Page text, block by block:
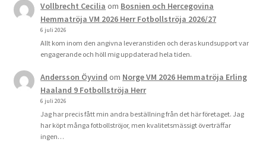
Vollbrecht Cecilia om Bosnien och Hercegovina
Hemmatröja VM 2026 Herr Fotbollströja 2026/27
6 juli 2026
Allt kom inom den angivna leveranstiden och deras kundsupport var
engagerande och höll mig uppdaterad hela tiden.
Andersson Öyvind om Norge VM 2026 Hemmatröja Erling
Haaland 9 Fotbollströja Herr
6 juli 2026
Jag har precis fått min andra beställning från det här företaget. Jag
har köpt många fotbollströjor, men kvalitetsmässigt överträffar
ingen…